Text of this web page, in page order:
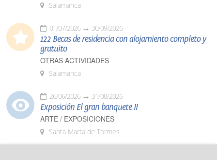
Salamanca
01/07/2026 30/09/2026
122 Becas de residencia con alojamiento completo y
gratuito
OTRAS ACTIVIDADES
Salamanca
26/06/2026 31/08/2026
Exposición El gran banquete II
ARTE / EXPOSICIONES
Santa Marta de Tormes